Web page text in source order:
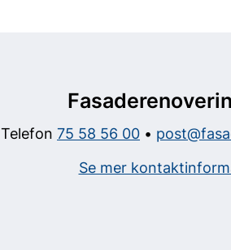
Telefon 75 58 56 00 •
Se mer